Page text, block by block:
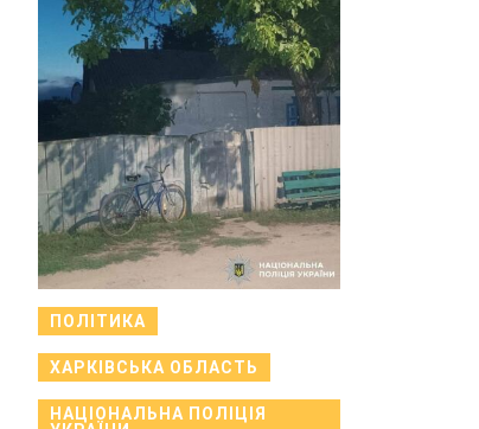
ПОЛІТИКА
ХАРКІВСЬКА ОБЛАСТЬ
НАЦІОНАЛЬНА ПОЛІЦІЯ